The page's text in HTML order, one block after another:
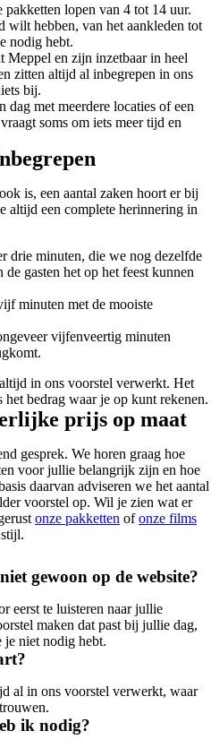
lopen van 4 tot 14 uur.
wilt hebben, van het aankleden tot
nodig hebt.
en zijn inzetbaar in heel
zitten altijd al inbegrepen in ons
bij.
dag met meerdere locaties of een
soms om iets meer tijd en
is, een aantal zaken hoort er bij
altijd een complete herinnering in
drie minuten, die we nog dezelfde
gasten het op het feest kunnen
minuten met de mooiste
vijfenveertig minuten
in ons voorstel verwerkt. Het
bedrag waar je op kunt rekenen.
prijs op maat
gesprek. We horen graag hoe
voor jullie belangrijk zijn en hoe
daarvan adviseren we het aantal
voorstel op. Wil je zien wat er
onze pakketten ofonze films
gewoon op de website?
eerst te luisteren naar jullie
maken dat past bij jullie dag,
je niet nodig hebt.
al in ons voorstel verwerkt, waar
ik nodig?